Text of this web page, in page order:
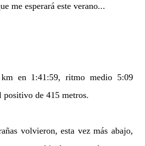
me esperará este verano...
en 1:41:59, ritmo medio 5:09
de 415 metros.
volvieron, esta vez más abajo,